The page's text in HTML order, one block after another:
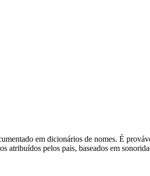
em dicionários de nomes. É
atribuídos pelos pais, baseados em